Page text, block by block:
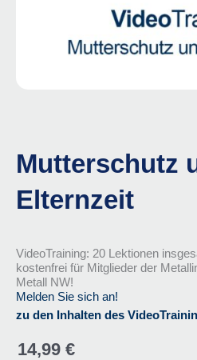
Mutterschutz
Elternzeit
VideoTraining: 20 Lektionen
kostenfrei für Mitglieder der
Metall NW!
Melden Sie sich an!
zu den Inhalten des
14,99 €